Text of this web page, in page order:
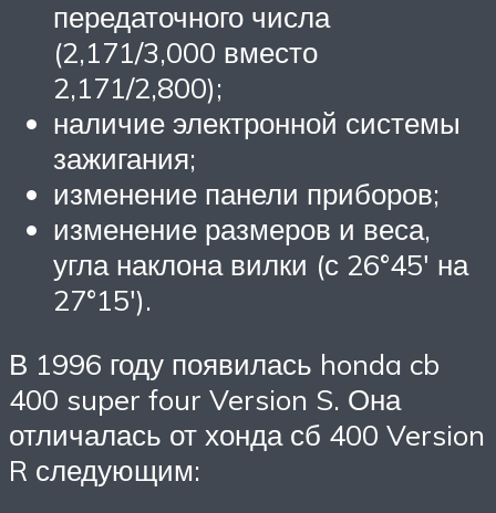
передаточного числа
(2,171/3,000 вместо
2,171/2,800);
наличие электронной системы
зажигания;
изменение панели приборов;
изменение размеров и веса,
угла наклона вилки (с 26°45′ на
27°15′).
В 1996 году появилась honda cb
400 super four Version S. Она
отличалась от хонда сб 400 Version
R следующим: